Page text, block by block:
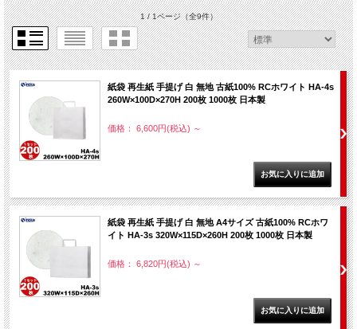
1 / 1ページ（全9件）
紙袋 再生紙 手提げ 白 無地 古紙100% RCホワイト HA-4s
260W×100D×270H 200枚 1000枚 日本製
価格： 6,600円(税込) ～
紙袋 再生紙 手提げ 白 無地 A4サイズ 古紙100% RCホワ
イト HA-3s 320W×115D×260H 200枚 1000枚 日本製
価格： 6,820円(税込) ～